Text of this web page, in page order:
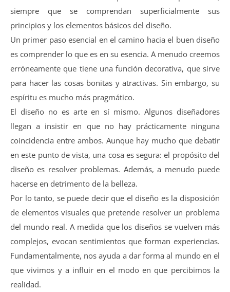
siempre que se comprendan superficialmente sus
principios y los elementos básicos del diseño.
Un primer paso esencial en el camino hacia el buen diseño
es comprender lo que es en su esencia. A menudo creemos
erróneamente que tiene una función decorativa, que sirve
para hacer las cosas bonitas y atractivas. Sin embargo, su
espíritu es mucho más pragmático.
El diseño no es arte en sí mismo. Algunos diseñadores
llegan a insistir en que no hay prácticamente ninguna
coincidencia entre ambos. Aunque hay mucho que debatir
en este punto de vista, una cosa es segura: el propósito del
diseño es resolver problemas. Además, a menudo puede
hacerse en detrimento de la belleza.
Por lo tanto, se puede decir que el diseño es la disposición
de elementos visuales que pretende resolver un problema
del mundo real. A medida que los diseños se vuelven más
complejos, evocan sentimientos que forman experiencias.
Fundamentalmente, nos ayuda a dar forma al mundo en el
que vivimos y a influir en el modo en que percibimos la
realidad.